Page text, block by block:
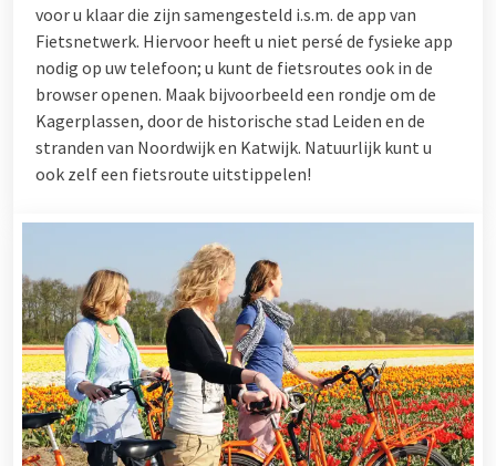
voor u klaar die zijn samengesteld i.s.m. de app van
Fietsnetwerk. Hiervoor heeft u niet persé de fysieke app
nodig op uw telefoon; u kunt de fietsroutes ook in de
browser openen. Maak bijvoorbeeld een rondje om de
Kagerplassen, door de historische stad Leiden en de
stranden van Noordwijk en Katwijk. Natuurlijk kunt u
ook zelf een fietsroute uitstippelen!